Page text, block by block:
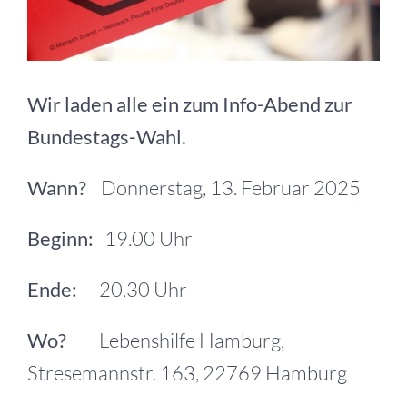
Wir laden alle ein zum Info-Abend zur
Bundestags-Wahl.
Wann? Donnerstag, 13. Februar 2025
Beginn: 19.00 Uhr
Ende: 20.30 Uhr
Wo? Lebenshilfe Hamburg,
Stresemannstr. 163, 22769 Hamburg